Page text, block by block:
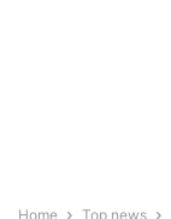
Home Top news